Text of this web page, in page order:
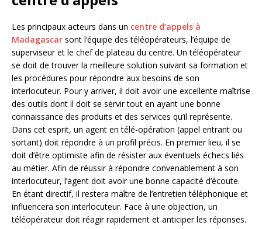
Les principaux acteurs dans un centre d’appels à
Madagascar sont l’équipe des téléopérateurs, l’équipe de
superviseur et le chef de plateau du centre. Un téléopérateur
se doit de trouver la meilleure solution suivant sa formation et
les procédures pour répondre aux besoins de son
interlocuteur. Pour y arriver, il doit avoir une excellente maîtrise
des outils dont il doit se servir tout en ayant une bonne
connaissance des produits et des services qu’il représente.
Dans cet esprit, un agent en télé-opération (appel entrant ou
sortant) doit répondre à un profil précis. En premier lieu, il se
doit d’être optimiste afin de résister aux éventuels échecs liés
au métier. Afin de réussir à répondre convenablement à son
interlocuteur, l’agent doit avoir une bonne capacité d’écoute.
En étant directif, il restera maître de l’entretien téléphonique et
influencera son interlocuteur. Face à une objection, un
téléopérateur doit réagir rapidement et anticiper les réponses.